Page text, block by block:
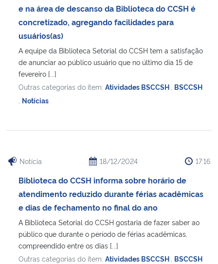
e na área de descanso da Biblioteca do CCSH é
concretizado, agregando facilidades para
usuários(as)
A equipe da Biblioteca Setorial do CCSH tem a satisfação
de anunciar ao público usuário que no último dia 15 de
fevereiro [...]
Outras categorias do item: Atividades BSCCSH BSCCSH
Notícias
Notícia 18/12/2024 17:16
Biblioteca do CCSH informa sobre horário de
atendimento reduzido durante férias acadêmicas
e dias de fechamento no final do ano
A Biblioteca Setorial do CCSH gostaria de fazer saber ao
público que durante o período de férias acadêmicas,
compreendido entre os dias [...]
Outras categorias do item: Atividades BSCCSH BSCCSH